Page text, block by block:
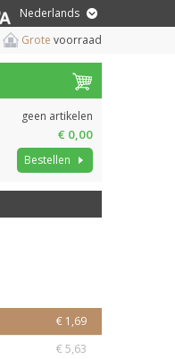
Nederlands
Grote voorraad
geen artikelen
€ 0,00
Bestellen
€ 1,69
€ 5,63